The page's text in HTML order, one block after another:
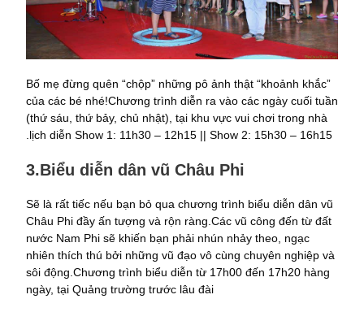
Bố mẹ đừng quên “chộp” những pô ảnh thật “khoảnh khắc”
của các bé nhé!Chương trình diễn ra vào các ngày cuối tuần
(thứ sáu, thứ bảy, chủ nhật), tại khu vực vui chơi trong nhà
.lịch diễn Show 1: 11h30 – 12h15 || Show 2: 15h30 – 16h15
3.Biểu diễn dân vũ Châu Phi
Sẽ là rất tiếc nếu bạn bỏ qua chương trình biểu diễn dân vũ
Châu Phi đầy ấn tượng và rộn ràng.Các vũ công đến từ đất
nước Nam Phi sẽ khiến bạn phải nhún nhảy theo, ngạc
nhiên thích thú bởi những vũ đạo vô cùng chuyên nghiệp và
sôi động.Chương trình biểu diễn từ 17h00 đến 17h20 hàng
ngày, tại Quảng trường trước lâu đài